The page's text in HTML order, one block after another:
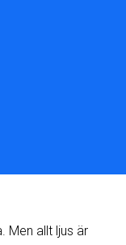
Men allt ljus är